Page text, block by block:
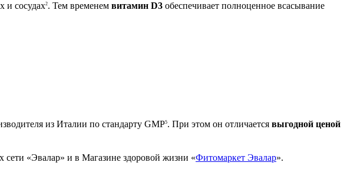
и сосудах2. Тем временем витамин D3 обеспечивает полноценное всасывание
из Италии по стандарту GMP5. При этом он отличается выгодной ценой
«Эвалар» и в Магазине здоровой жизни «Фитомаркет Эвалар».